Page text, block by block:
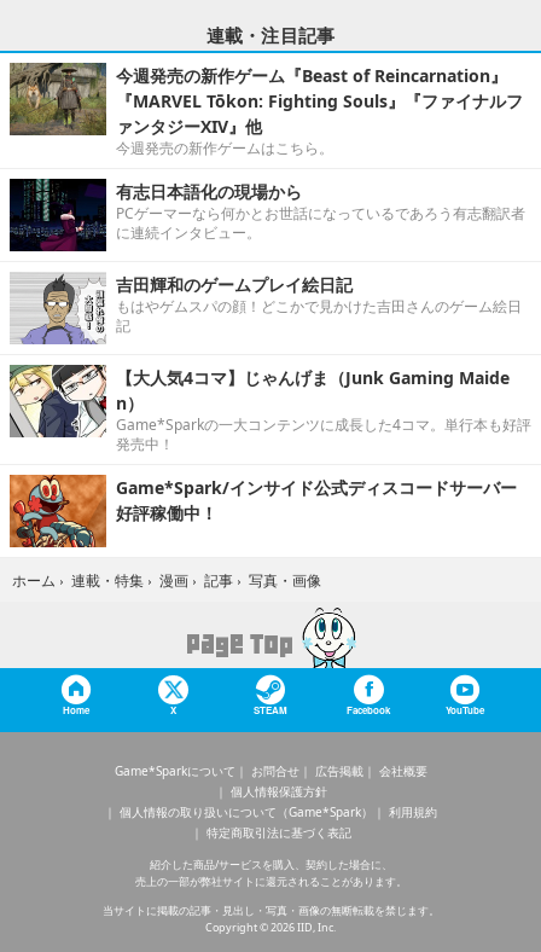
連載・注目記事
今週発売の新作ゲーム『Beast of Reincarnation』
『MARVEL Tōkon: Fighting Souls』『ファイナルフ
ァンタジーXIV』他
今週発売の新作ゲームはこちら。
有志日本語化の現場から
PCゲーマーなら何かとお世話になっているであろう有志翻訳者
に連続インタビュー。
吉田輝和のゲームプレイ絵日記
もはやゲムスパの顔！どこかで見かけた吉田さんのゲーム絵日
記
【大人気4コマ】じゃんげま（Junk Gaming Maide
n）
Game*Sparkの一大コンテンツに成長した4コマ。単行本も好評
発売中！
Game*Spark/インサイド公式ディスコードサーバー
好評稼働中！
ホーム › 連載・特集 › 漫画 › 記事 › 写真・画像
Home X STEAM Facebook YouTube
Game*Sparkについて お問合せ 広告掲載
会社概要
個人情報保護方針
個人情報の取り扱いについて（Game*Spark）
利用規約
特定商取引法に基づく表記
紹介した商品/サービスを購入、契約した場合に、
売上の一部が弊社サイトに還元されることがあります。
当サイトに掲載の記事・見出し・写真・画像の無断転載を禁じます。
Copyright © 2026 IID, Inc.